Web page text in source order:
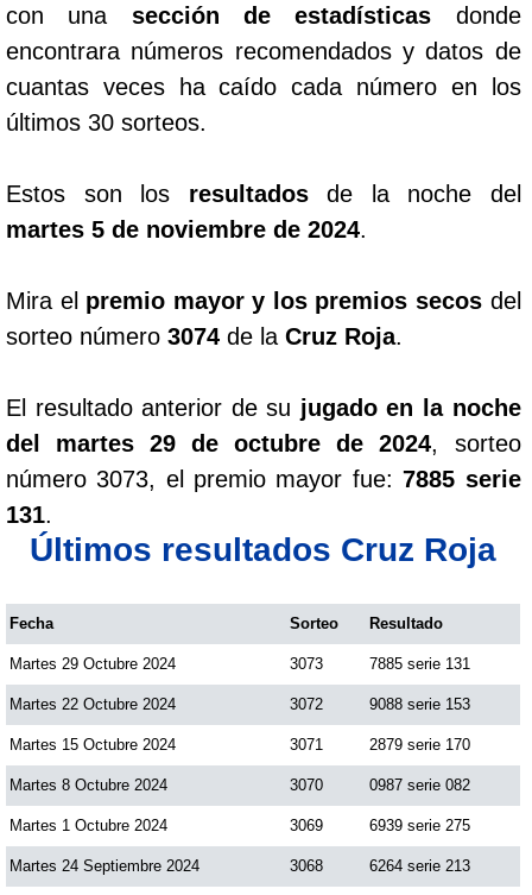
con una sección de estadísticas donde
encontrara números recomendados y datos de
cuantas veces ha caído cada número en los
últimos 30 sorteos.
Estos son los resultadosde la noche del
martes 5 de noviembre de 2024.
Mira el premio mayor y los premios secosdel
sorteo número 3074 de la Cruz Roja.
El resultado anterior de su jugado en la noche
del martes 29 de octubre de 2024, sorteo
número 3073, el premio mayor fue:7885 serie
131.
Últimos resultados Cruz Roja
Fecha Sorteo Resultado
Martes 29 Octubre 2024 3073 7885 serie 131
Martes 22 Octubre 2024 3072 9088 serie 153
Martes 15 Octubre 2024 3071 2879 serie 170
Martes 8 Octubre 2024 3070 0987 serie 082
Martes 1 Octubre 2024 3069 6939 serie 275
Martes 24 Septiembre 2024 3068 6264 serie 213